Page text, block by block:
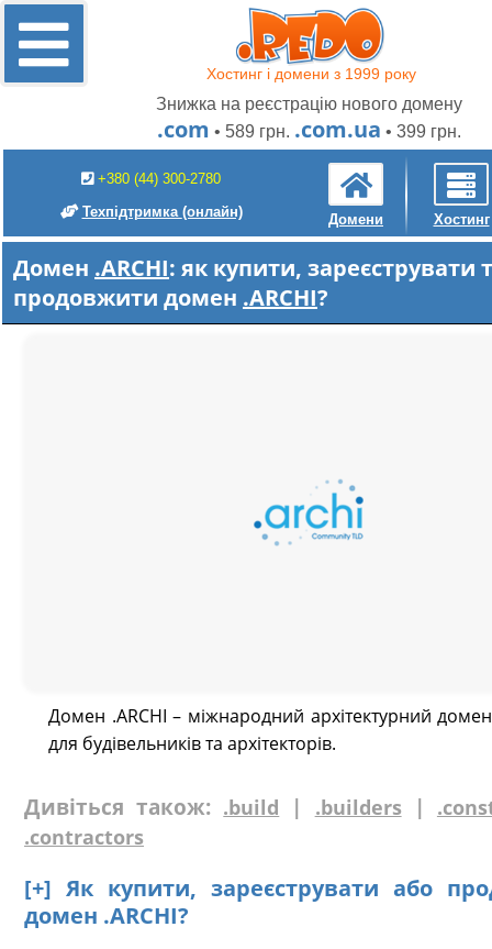
Хостинг і домени з 1999 року
Знижка на реєстрацію нового домену
.com • 589 грн. .com.ua • 399 грн.
+380 (44) 300-2780
Техпідтримка (онлайн) Домени Хостинг
Домен .ARCHI: як купити, зареєструвати
продовжити домен .ARCHI?
Домен .ARCHI – міжнародний архітектурний
для будівельників та архітекторів.
Дивіться також: .build | .builders |
.contractors
[+] Як купити, зареєструвати або
домен .ARCHI?